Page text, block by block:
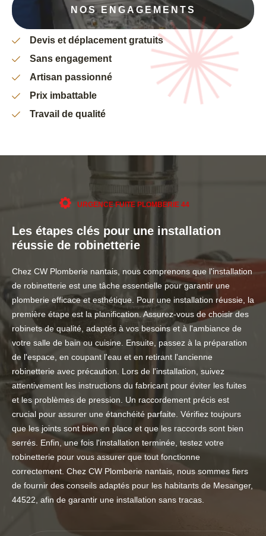
NOS ENGAGEMENTS
Devis et déplacement gratuits
Sans engagement
Artisan passionné
Prix imbattable
Travail de qualité
URGENCE FUITE PLOMBERIE 44
Les étapes clés pour une installation
réussie de robinetterie
Chez CW Plomberie nantais, nous comprenons que l'installation
de robinetterie est une tâche essentielle pour garantir une
plomberie efficace et esthétique. Pour une installation réussie, la
première étape est la planification. Assurez-vous de choisir des
robinets de qualité, adaptés à vos besoins et à l'ambiance de
votre salle de bain ou cuisine. Ensuite, passez à la préparation
de l'espace, en coupant l'eau et en retirant l'ancienne
robinetterie avec précaution. Lors de l'installation, suivez
attentivement les instructions du fabricant pour éviter les fuites
et les problèmes de pression. Un raccordement précis est
crucial pour assurer une étanchéité parfaite. Vérifiez toujours
que les joints sont bien en place et que les raccords sont bien
serrés. Enfin, une fois l'installation terminée, testez votre
robinetterie pour vous assurer que tout fonctionne
correctement. Chez CW Plomberie nantais, nous sommes fiers
de fournir des conseils adaptés pour les habitants de Mesanger,
44522, afin de garantir une installation sans tracas.